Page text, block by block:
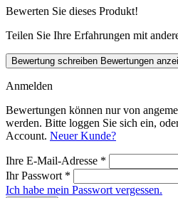
Bewerten Sie dieses Produkt!
Teilen Sie Ihre Erfahrungen mit
Bewertung schreiben Bewertungen
Anmelden
Bewertungen können nur von
werden. Bitte loggen Sie sich ein,
Account. Neuer Kunde?
Ihre E-Mail-Adresse *
Ihr Passwort *
Ich habe mein Passwort vergessen.